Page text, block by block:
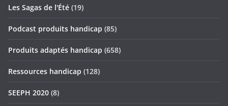
Les Sagas de l'Été (19)
Podcast produits handicap (85)
Produits adaptés handicap (658)
Ressources handicap (128)
SEEPH 2020 (8)